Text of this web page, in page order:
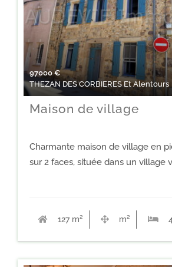
97000€
THEZAN DES CORBIERES Et Alentours
Maison de village
Charmante maison de village en
sur 2 faces, située dans un village
127 m² m² 4